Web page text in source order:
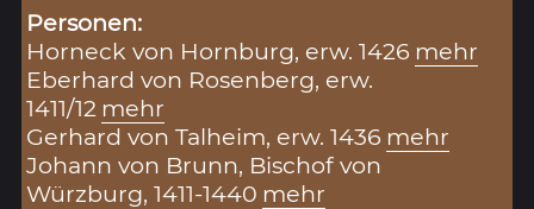
Personen:
Horneck von Hornburg, erw. 1426 mehr
Eberhard von Rosenberg, erw.
1411/12 mehr
Gerhard von Talheim, erw. 1436 mehr
Johann von Brunn, Bischof von
Würzburg, 1411-1440 mehr